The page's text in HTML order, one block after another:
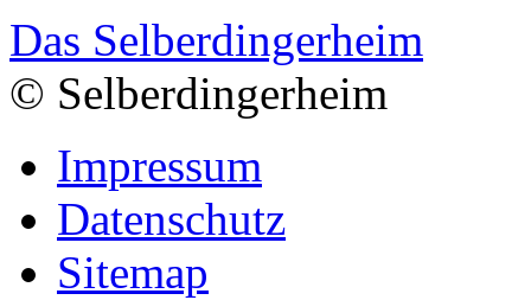
Das Selberdingerheim
© Selberdingerheim
Impressum
Datenschutz
Sitemap